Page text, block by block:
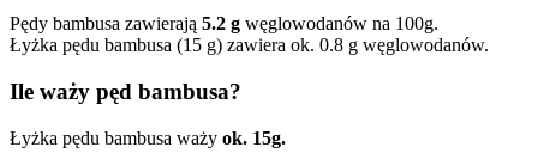
Pędy bambusa zawierają 5.2 g węglowodanów na 100g.
Łyżka pędu bambusa (15 g) zawiera ok. 0.8 g węglowodanów.
Ile waży pęd bambusa?
Łyżka pędu bambusa waży ok. 15g.